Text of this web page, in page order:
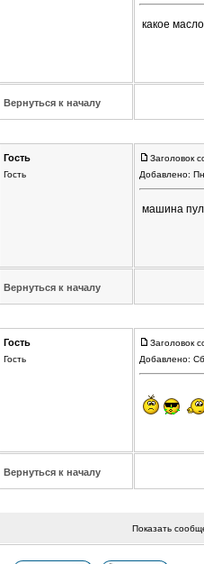
какое
Вернуться к началу
Гость
Гость
Заголовок
Добавлено:
машина
Вернуться к началу
Гость
Гость
Заголовок
Добавлено:
Вернуться к началу
Показать